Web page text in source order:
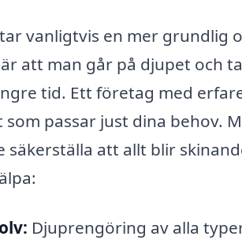
vanligtvis en mer grundlig
att man går på djupet och
tid. Ett företag med
passar just dina behov.
säkerställa att allt blir
Djuprengöring av alla